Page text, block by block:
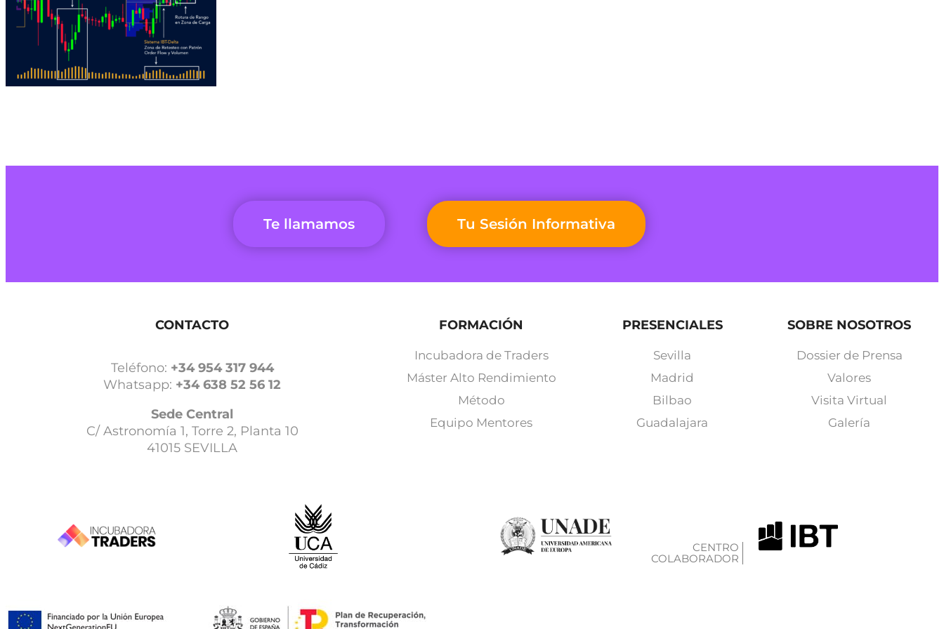
Te llamamos Tu Sesión Informativa
CONTACTO
Teléfono: +34 954 317 944
Whatsapp: +34 638 52 56 12
Sede Central
C/ Astronomía 1, Torre 2, Planta 10
41015 SEVILLA
FORMACIÓN
Incubadora de Traders
Máster Alto Rendimiento
Método
Equipo Mentores
PRESENCIALES
Sevilla
Madrid
Bilbao
Guadalajara
SOBRE NOSOTROS
Dossier de Prensa
Valores
Visita Virtual
Galería
CENTRO
COLABORADOR